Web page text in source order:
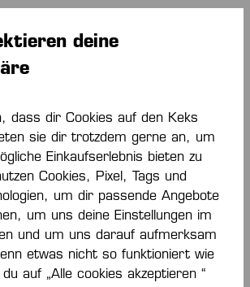
Stern (*) markierten Felder sind
deine
dass dir Cookies auf den Keks
sie dir trotzdem gerne an, um
Einkaufserlebnis bieten zu
Cookies, Pixel, Tags und
um dir passende Angebote
um uns deine Einstellungen im
und um uns darauf aufmerksam
etwas nicht so funktioniert wie
auf „Alle cookies akzeptieren “